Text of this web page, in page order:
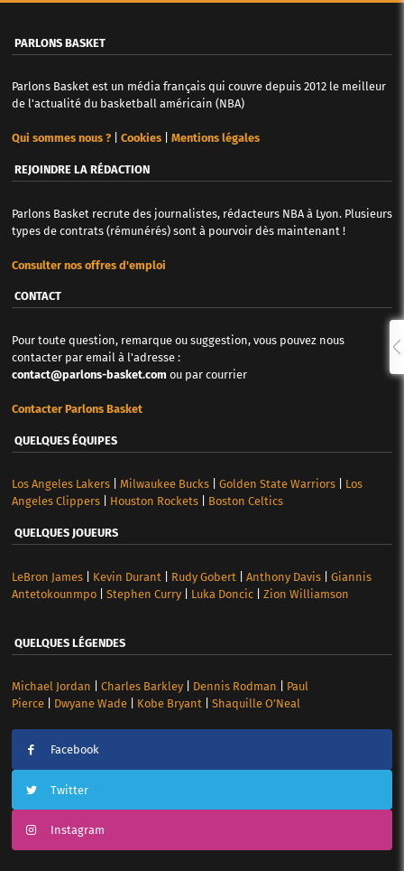
PARLONS BASKET
Parlons Basket est un média français qui couvre depuis 2012 le meilleur
de l'actualité du basketball américain (NBA)
Qui sommes nous ?| Cookies| Mentions légales
REJOINDRE LA RÉDACTION
Parlons Basket recrute des journalistes, rédacteurs NBA à Lyon. Plusieurs
types de contrats (rémunérés) sont à pourvoir dès maintenant !
Consulter nos offres d'emploi
CONTACT
Pour toute question, remarque ou suggestion, vous pouvez nous
contacter par email à l'adresse :
contact@parlons-basket.com ou par courrier
Contacter Parlons Basket
QUELQUES ÉQUIPES
Los Angeles Lakers| Milwaukee Bucks| Golden State Warriors| Los
Angeles Clippers| Houston Rockets| Boston Celtics
QUELQUES JOUEURS
LeBron James| Kevin Durant Rudy Gobert Anthony Davis| Giannis
Antetokounmpo| Stephen Curry| Luka Doncic| Zion Williamson
QUELQUES LÉGENDES
Michael Jordan Charles Barkley| Dennis Rodman
Paul
Pierce| Dwyane Wade| Kobe Bryant| Shaquille O’Neal
Facebook
Twitter
Instagram